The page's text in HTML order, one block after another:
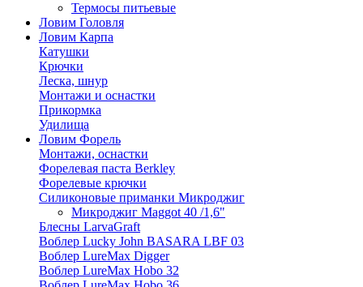
Термосы питьевые
Ловим Головля
Ловим Карпа
Катушки
Крючки
Леска, шнур
Монтажи и оснастки
Прикормка
Удилища
Ловим Форель
Монтажи, оснастки
Форелевая паста Berkley
Форелевые крючки
Силиконовые приманки Микроджиг
Микроджиг Maggot 40 /1,6"
Блесны LarvaGraft
Воблер Lucky John BASARA LBF 03
Воблер LureMax Digger
Воблер LureMax Hobo 32